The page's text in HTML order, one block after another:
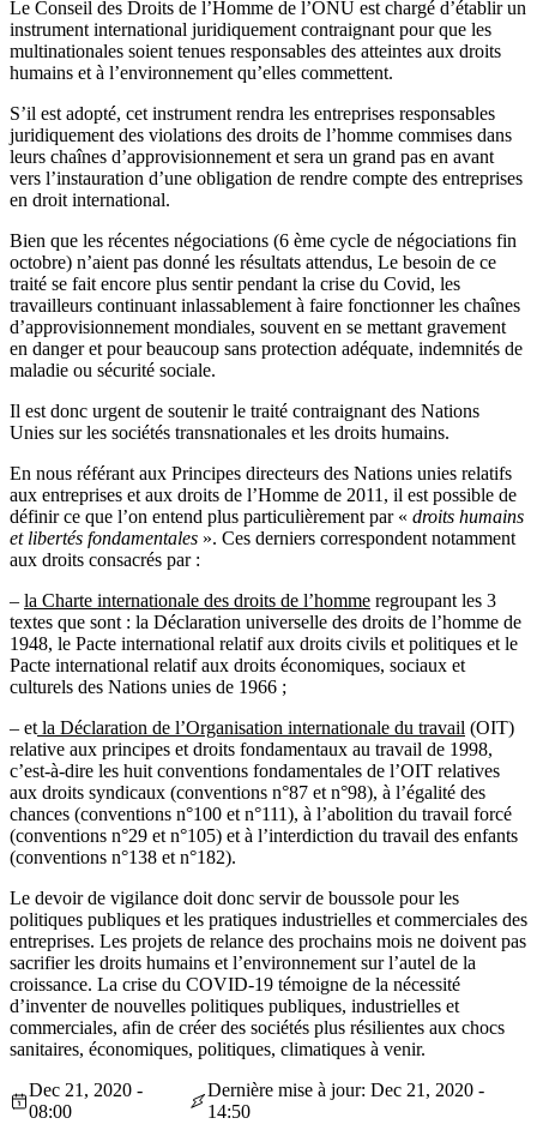
Le Conseil des Droits de l’Homme de l’ONU est chargé d’établir un
instrument international juridiquement contraignant pour que les
multinationales soient tenues responsables des atteintes aux droits
humains et à l’environnement qu’elles commettent.
S’il est adopté, cet instrument rendra les entreprises responsables
juridiquement des violations des droits de l’homme commises dans
leurs chaînes d’approvisionnement et sera un grand pas en avant
vers l’instauration d’une obligation de rendre compte des entreprises
en droit international.
Bien que les récentes négociations (6 ème cycle de négociations fin
octobre) n’aient pas donné les résultats attendus, Le besoin de ce
traité se fait encore plus sentir pendant la crise du Covid, les
travailleurs continuant inlassablement à faire fonctionner les chaînes
d’approvisionnement mondiales, souvent en se mettant gravement
en danger et pour beaucoup sans protection adéquate, indemnités de
maladie ou sécurité sociale.
Il est donc urgent de soutenir le traité contraignant des Nations
Unies sur les sociétés transnationales et les droits humains.
En nous référant aux Principes directeurs des Nations unies relatifs
aux entreprises et aux droits de l’Homme de 2011, il est possible de
définir ce que l’on entend plus particulièrement par « droits humains
et libertés fondamentales ». Ces derniers correspondent notamment
aux droits consacrés par :
– la Charte internationale des droits de l’homme regroupant les 3
textes que sont : la Déclaration universelle des droits de l’homme de
1948, le Pacte international relatif aux droits civils et politiques et le
Pacte international relatif aux droits économiques, sociaux et
culturels des Nations unies de 1966 ;
– et la Déclaration de l’Organisation internationale du travail (OIT)
relative aux principes et droits fondamentaux au travail de 1998,
c’est-à-dire les huit conventions fondamentales de l’OIT relatives
aux droits syndicaux (conventions n°87 et n°98), à l’égalité des
chances (conventions n°100 et n°111), à l’abolition du travail forcé
(conventions n°29 et n°105) et à l’interdiction du travail des enfants
(conventions n°138 et n°182).
Le devoir de vigilance doit donc servir de boussole pour les
politiques publiques et les pratiques industrielles et commerciales des
entreprises. Les projets de relance des prochains mois ne doivent pas
sacrifier les droits humains et l’environnement sur l’autel de la
croissance. La crise du COVID-19 témoigne de la nécessité
d’inventer de nouvelles politiques publiques, industrielles et
commerciales, afin de créer des sociétés plus résilientes aux chocs
sanitaires, économiques, politiques, climatiques à venir.
Dec 21, 2020 -
08:00
Dernière mise à jour: Dec 21, 2020 -
14:50